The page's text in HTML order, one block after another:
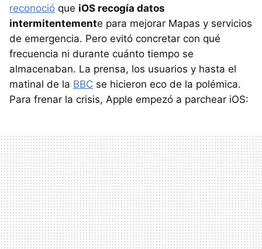
reconoció que iOS recogía datos
intermitentemente para mejorar Mapas y servicios
de emergencia. Pero evitó concretar con qué
frecuencia ni durante cuánto tiempo se
almacenaban. La prensa, los usuarios y hasta el
matinal de la BBC se hicieron eco de la polémica.
Para frenar la crisis, Apple empezó a parchear iOS: